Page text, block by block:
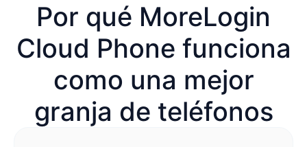
Por qué MoreLogin
Cloud Phone funciona
como una mejor
granja de teléfonos